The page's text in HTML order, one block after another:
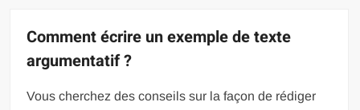
Comment écrire un exemple de texte
argumentatif ?
Vous cherchez des conseils sur la façon de rédiger